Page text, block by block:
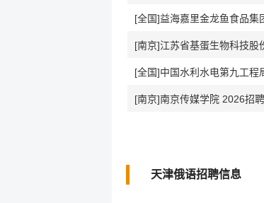
[全国]益海嘉里金龙鱼食品
[南京]江苏省基蛋生物科技
[全国]中国水利水电第九工程
[南京]南京传媒学院 2026招聘
天津俄语招聘信息